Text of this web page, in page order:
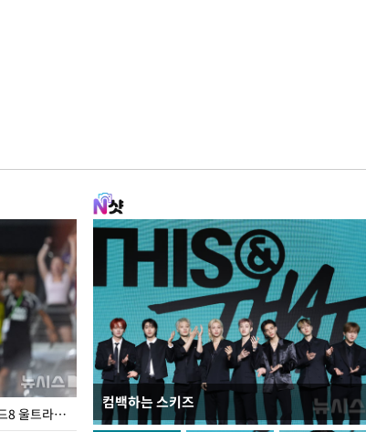
삼성전자, 7일부터 갤럭시 Z 폴드8 울트라·폴드8·플립8 출시
컴백하는 스키즈
이재명 대통령, "수사·기소 분리 관련 대비책 최